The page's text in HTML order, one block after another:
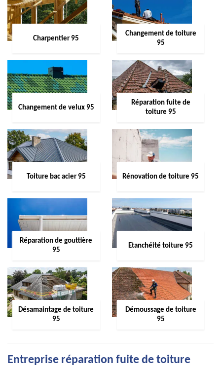
Charpentier 95
Changement de toiture
95
Changement de velux 95
Réparation fuite de
toiture 95
Toiture bac acier 95 Rénovation de toiture 95
Réparation de gouttière
95
Etanchéité toiture 95
Désamaintage de toiture
95
Démoussage de toiture
95
Entreprise réparation fuite de toiture